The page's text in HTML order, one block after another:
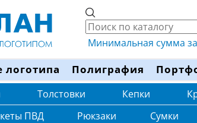
Минимальная сумма
логотипа Полиграфия
Толстовки Кепки
ПВД Рюкзаки Сумки